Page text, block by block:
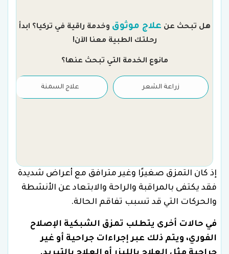
هل تبحث عن علاج موثوق وخدمة راقية في تركيا؟ ابدأ
رحلتك الطبية معنا الآن!
مانوع الخدمة التي تبحث عنها؟
زراعة الشعر علاج السمنة
إذ كان التمزق صغيرًا وغير مترافق مع أعراض شديدة
فقد يكتفى بالمراقبة والراحة والابتعاد عن الأنشطة
والحركات التي قد تسبب تفاقم الحالة.
في حالات أخرى يتطلب تمزق الشبكية الإصلاح
الفوري، ويتم ذلك عبر إجراءات جراحية أو غير